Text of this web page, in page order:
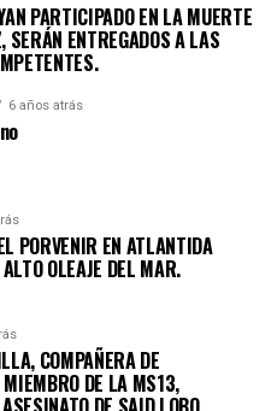
PARTICIPADO EN LA MUERTE
SERÁN ENTREGADOS A LAS
6 años atrás
PORVENIR EN ATLANTIDA
OLEAJE DEL MAR.
COMPAÑERA DE
MIEMBRO DE LA MS13,